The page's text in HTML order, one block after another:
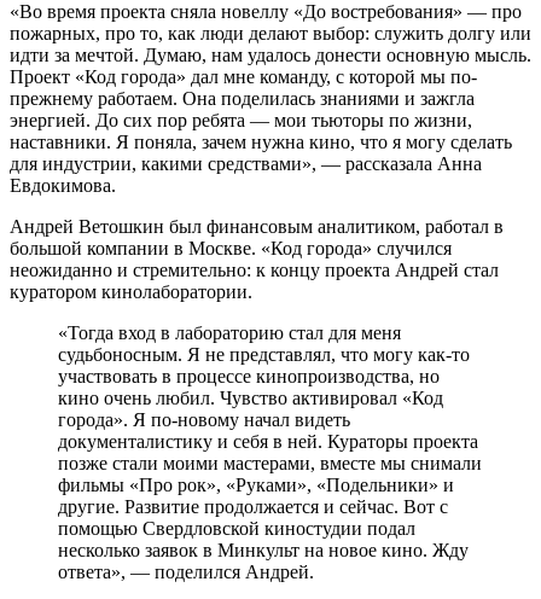
«Во время проекта сняла новеллу «До востребования» — про
пожарных, про то, как люди делают выбор: служить долгу или
идти за мечтой. Думаю, нам удалось донести основную мысль.
Проект «Код города» дал мне команду, с которой мы по-
прежнему работаем. Она поделилась знаниями и зажгла
энергией. До сих пор ребята — мои тьюторы по жизни,
наставники. Я поняла, зачем нужна кино, что я могу сделать
для индустрии, какими средствами», — рассказала Анна
Евдокимова.
Андрей Ветошкин был финансовым аналитиком, работал в
большой компании в Москве. «Код города» случился
неожиданно и стремительно: к концу проекта Андрей стал
куратором кинолаборатории.
«Тогда вход в лабораторию стал для меня
судьбоносным. Я не представлял, что могу как-то
участвовать в процессе кинопроизводства, но
кино очень любил. Чувство активировал «Код
города». Я по-новому начал видеть
документалистику и себя в ней. Кураторы проекта
позже стали моими мастерами, вместе мы снимали
фильмы «Про рок», «Руками», «Подельники» и
другие. Развитие продолжается и сейчас. Вот с
помощью Свердловской киностудии подал
несколько заявок в Минкульт на новое кино. Жду
ответа», — поделился Андрей.